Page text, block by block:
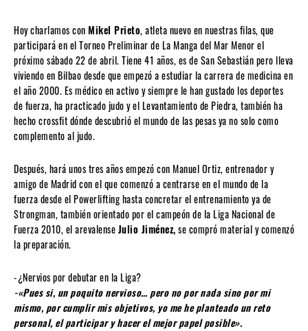
Hoy charlamos conMikel Prieto, atleta nuevo en nuestras filas, que
participará en el Torneo Preliminar de La Manga del Mar Menor el
próximo sábado 22 de abril. Tiene 41 años, es de San Sebastián pero lleva
viviendo en Bilbao desde que empezó a estudiar la carrera de medicina en
el año 2000. Es médico en activo y siempre le han gustado los deportes
de fuerza, ha practicado judo y el Levantamiento de Piedra, también ha
hecho crossfit dónde descubrió el mundo de las pesas ya no solo como
complemento al judo.
Después, hará unos tres años empezó con Manuel Ortiz, entrenador y
amigo de Madrid con el que comenzó a centrarse en el mundo de la
fuerza desde el Powerlifting hasta concretar el entrenamiento ya de
Strongman, también orientado por el campeón de la Liga Nacional de
Fuerza 2010, el arevalenseJulio Jiménez,se compró material y comenzó
la preparación.
-¿Nervios por debutar en la Liga?
-«Pues si, un poquito nervioso… pero no por nada sino por mi
mismo, por cumplir mis objetivos, yo me he planteado un reto
personal, el participar y hacer el mejor papel posible».